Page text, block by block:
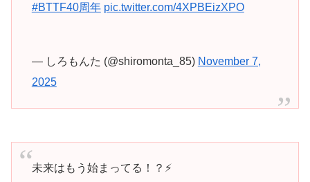
#BTTF40周年 pic.twitter.com/4XPBEizXPO
— しろもんた (@shiromonta_85) November 7,
2025
未来はもう始まってる！？⚡